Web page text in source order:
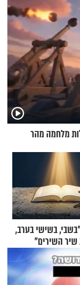
מלחמה מהר
"בשבי, בשישי בערב,
השירים"